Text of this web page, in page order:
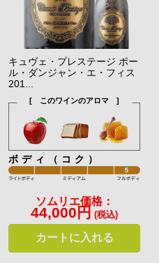
キュヴェ・プレステージ ポー
ル・ダンジャン・エ・フィス
201...
[ このワインのアロマ ]
ボディ（コク）
ソムリエ価格：
44,000円 (税込)
カートに入れる